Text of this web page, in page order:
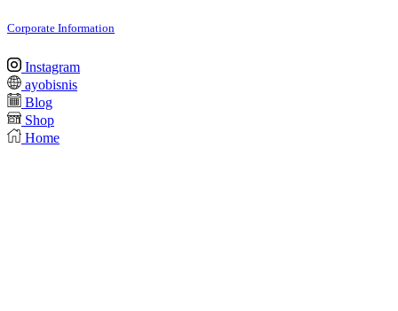
Corporate Information
Instagram
ayobisnis
Blog
Shop
Home